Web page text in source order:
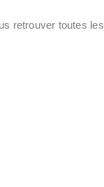
retrouver toutes les